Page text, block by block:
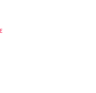
E